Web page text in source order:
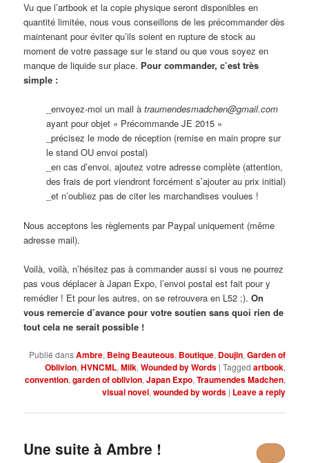
Vu que l’artbook et la copie physique seront disponibles en
quantité limitée, nous vous conseillons de les précommander dès
maintenant pour éviter qu’ils soient en rupture de stock au
moment de votre passage sur le stand ou que vous soyez en
manque de liquide sur place. Pour commander, c’est très
simple :
_envoyez-moi un mail à traumendesmadchen@gmail.com
ayant pour objet « Précommande JE 2015 »
_précisez le mode de réception (remise en main propre sur
le stand OU envoi postal)
_en cas d’envoi, ajoutez votre adresse complète (attention,
des frais de port viendront forcément s’ajouter au prix initial)
_et n’oubliez pas de citer les marchandises voulues !
Nous acceptons les règlements par Paypal uniquement (même
adresse mail).
Voilà, voilà, n’hésitez pas à commander aussi si vous ne pourrez
pas vous déplacer à Japan Expo, l’envoi postal est fait pour y
remédier ! Et pour les autres, on se retrouvera en L52 ;).On
vous remercie d’avance pour votre soutien sans quoi rien de
tout cela ne serait possible !
Publié dansAmbre, Being Beauteous, Boutique, Doujin, Garden of
Oblivion, HVNCML, Milk, Wounded by Words | Tagged artbook,
convention, garden of oblivion, Japan Expo, Traumendes Madchen,
visual novel, wounded by words | Leave a reply
Une suite à Ambre !